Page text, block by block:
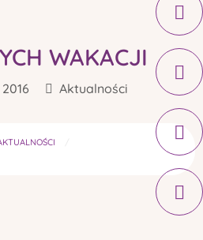
WAKACJI
Aktualności